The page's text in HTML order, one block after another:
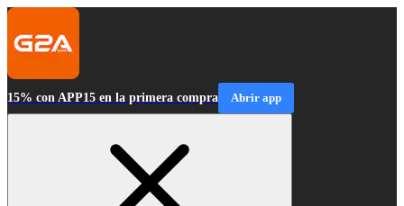
15% con APP15 en la primera compra Abrir app